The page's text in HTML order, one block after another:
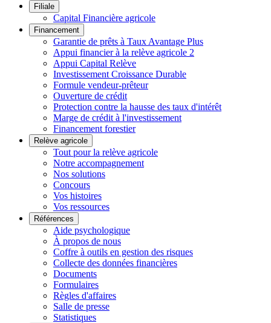
Filiale
Capital Financière agricole
Financement
Garantie de prêts à Taux Avantage Plus
Appui financier à la relève agricole 2
Appui Capital Relève
Investissement Croissance Durable
Formule vendeur-prêteur
Ouverture de crédit
Protection contre la hausse des taux d'intérêt
Marge de crédit à l'investissement
Financement forestier
Relève agricole
Tout pour la relève agricole
Notre accompagnement
Nos solutions
Concours
Vos histoires
Vos ressources
Références
Aide psychologique
À propos de nous
Coffre à outils en gestion des risques
Collecte des données financières
Documents
Formulaires
Règles d'affaires
Salle de presse
Statistiques